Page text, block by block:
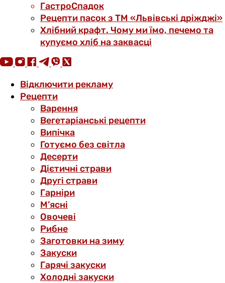
ГастроСпадок
Рецепти пасок з ТМ «Львівські дріжджі»
Хлібний крафт. Чому ми їмо, печемо та
купуємо хліб на заквасці
Відключити рекламу
Рецепти
Варення
Вегетаріанські рецепти
Випічка
Готуємо без світла
Десерти
Дієтичні страви
Другі страви
Гарніри
М’ясні
Овочеві
Рибне
Заготовки на зиму
Закуски
Гарячі закуски
Холодні закуски